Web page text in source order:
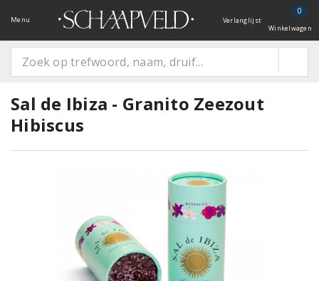
Menu Verlanglijst
0
Winkelwagen
Sal de Ibiza - Granito Zeezout
Hibiscus